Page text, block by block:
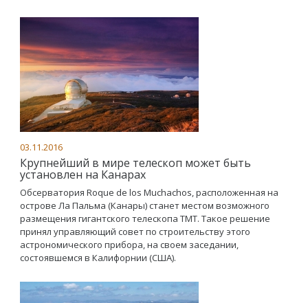
03.11.2016
Крупнейший в мире телескоп может быть
установлен на Канарах
Обсерватория Roque de los Muchachos, расположенная на
острове Ла Пальма (Канары) станет местом возможного
размещения гигантского телескопа ТМТ. Такое решение
принял управляющий совет по строительству этого
астрономического прибора, на своем заседании,
состоявшемся в Калифорнии (США).